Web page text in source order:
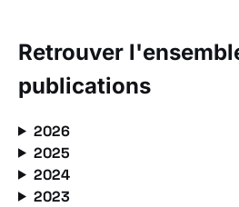
Retrouver
publications
2026
2025
2024
2023